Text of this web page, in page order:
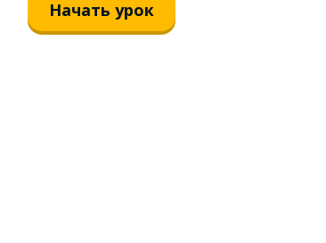
Начать урок